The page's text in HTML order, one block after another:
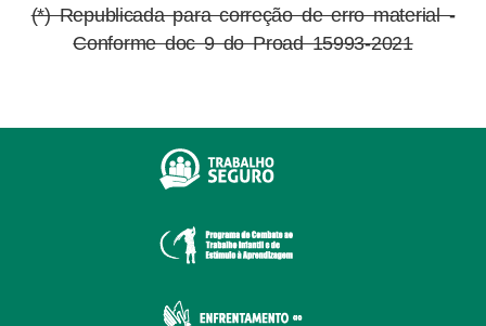
(*) Republicada para correção de erro material -
Conforme doc 9 do Proad 15993-2021